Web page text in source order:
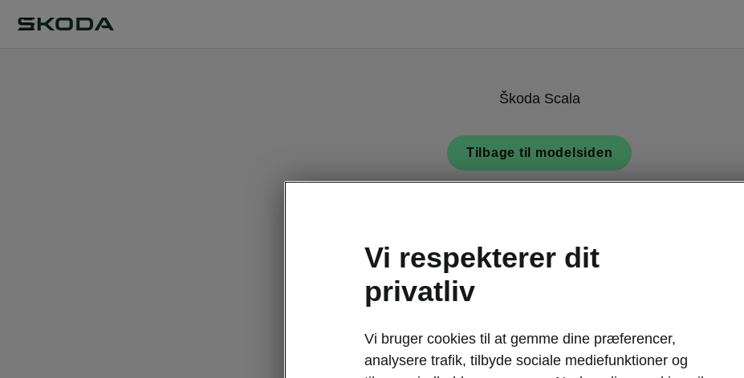
Škoda Scala
Tilbage til modelsiden
Vi respekterer dit
privatliv
Vi bruger cookies til at gemme dine præferencer,
analysere trafik, tilbyde sociale mediefunktioner og